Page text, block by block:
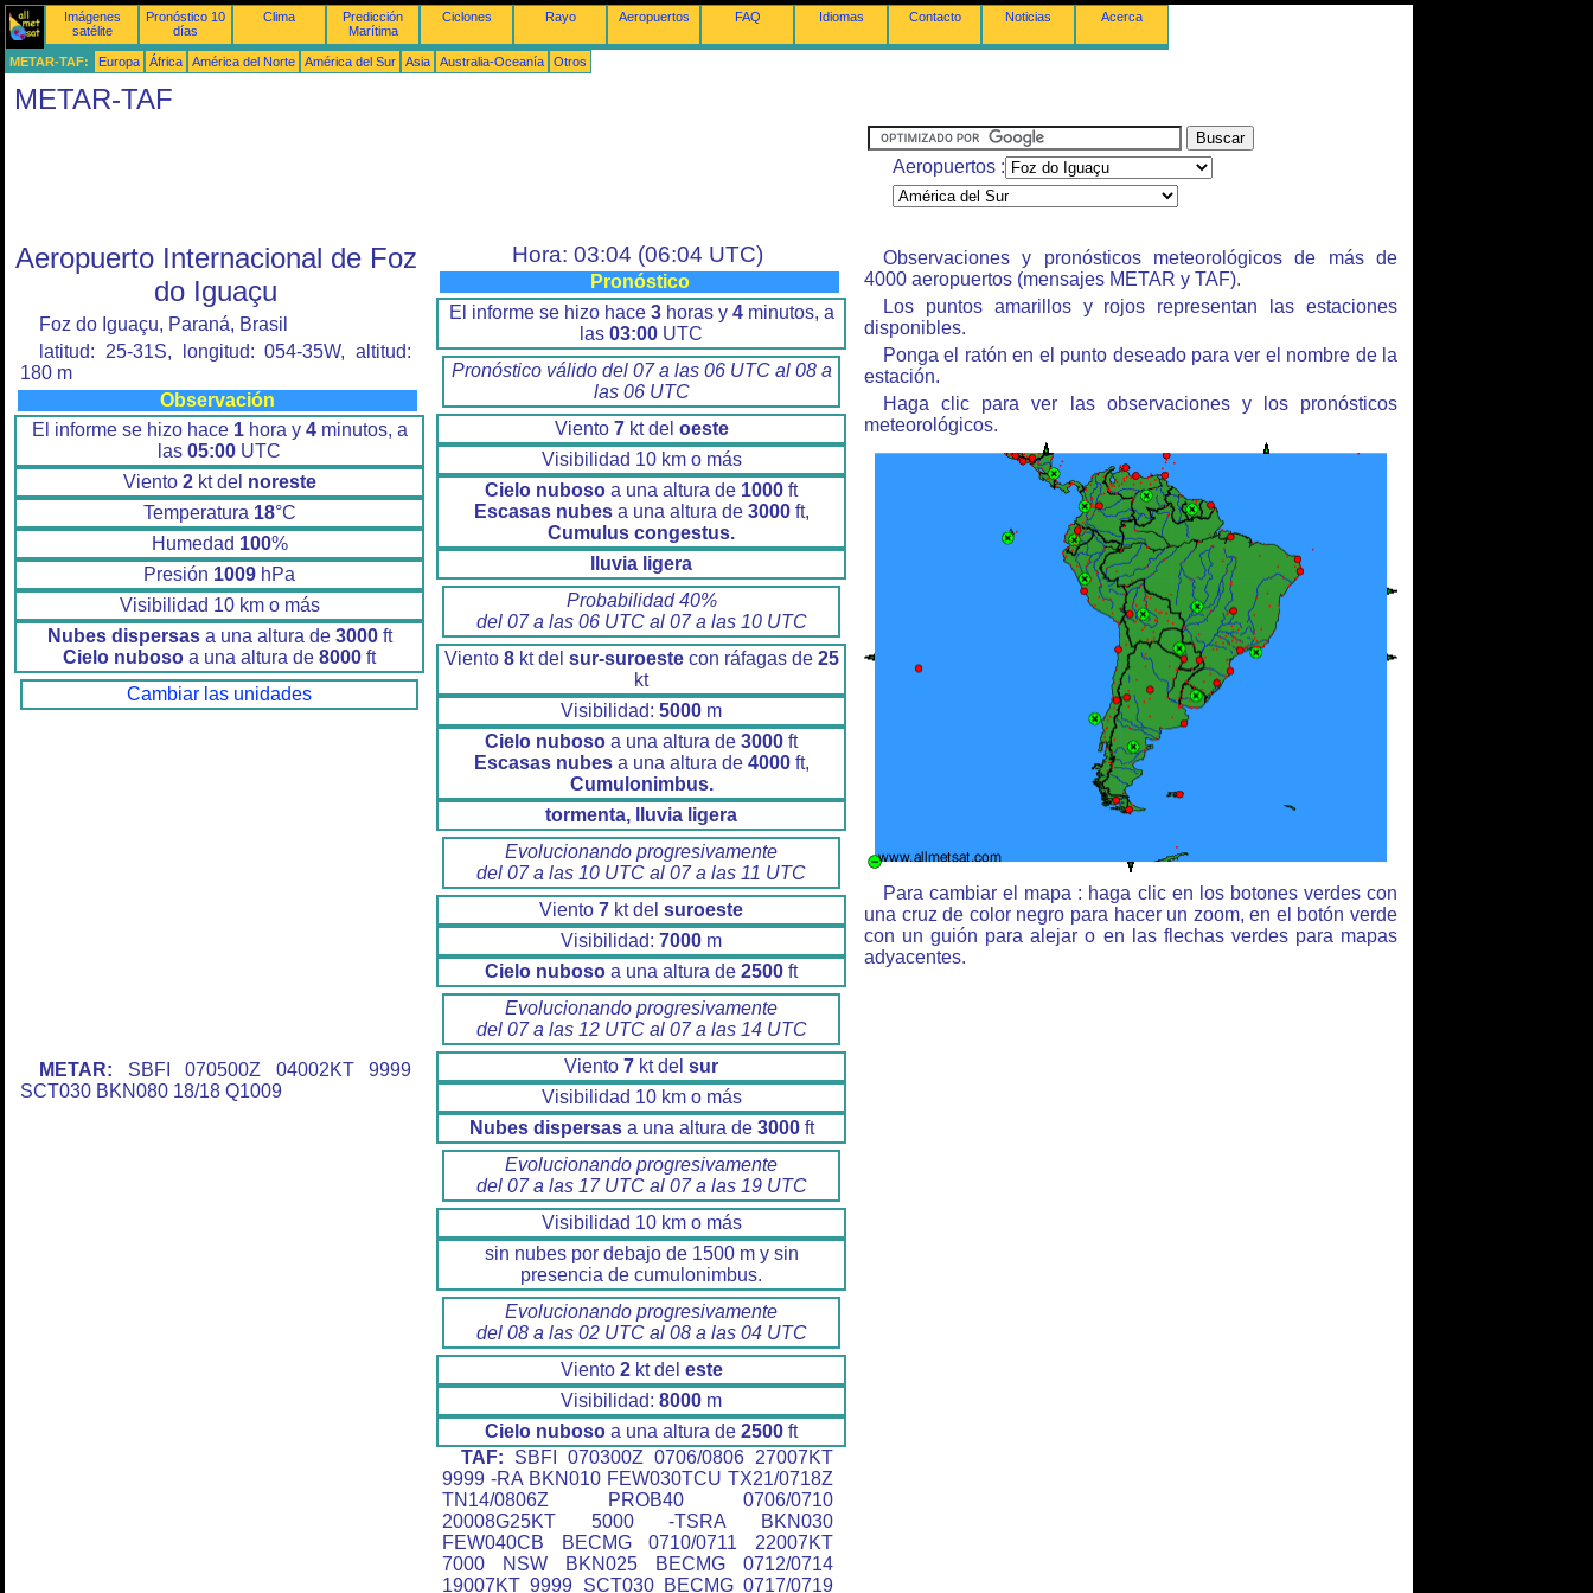
Imágenes
satélite
Pronóstico 10
días
Clima
Predicción
Marítima
Ciclones Rayo Aeropuertos FAQ Idiomas Contacto Noticias Acerca
METAR-TAF: Europa África América del Norte América del Sur Asia Australia-Oceanía Otros
METAR-TAF
Aeropuertos :
Aeropuerto Internacional de Foz
do Iguaçu
Foz do Iguaçu, Paraná, Brasil
latitud: 25-31S, longitud: 054-35W, altitud:
180 m
Observación
El informe se hizo hace 1hora y 4minutos, a
las 05:00 UTC
Viento 2kt del noreste
Temperatura 18°C
Humedad 100%
Presión 1009 hPa
Visibilidad 10 km o más
Nubes dispersasa una altura de 3000ft
Cielo nuboso a una altura de 8000 ft
Cambiar las unidades
METAR: SBFI 070500Z 04002KT 9999
SCT030 BKN080 18/18 Q1009
Hora: 03:04 (06:04 UTC)
Pronóstico
El informe se hizo hace 3horas y 4minutos, a
las 03:00 UTC
Pronóstico válido del 07 a las 06 UTC al 08 a
las 06 UTC
Viento 7kt del oeste
Visibilidad 10 km o más
Cielo nuboso a una altura de 1000 ft
Escasas nubesa una altura de 3000ft,
Cumulus congestus.
lluvia ligera
Probabilidad 40%
del 07 a las 06 UTC al 07 a las 10 UTC
Viento 8kt del sur-suroestecon ráfagas de 25
kt
Visibilidad: 5000 m
Cielo nuboso a una altura de 3000 ft
Escasas nubesa una altura de 4000ft,
Cumulonimbus.
tormenta, lluvia ligera
Evolucionando progresivamente
del 07 a las 10 UTC al 07 a las 11 UTC
Viento 7 kt del suroeste
Visibilidad: 7000 m
Cielo nuboso a una altura de 2500 ft
Evolucionando progresivamente
del 07 a las 12 UTC al 07 a las 14 UTC
Viento 7 kt del sur
Visibilidad 10 km o más
Nubes dispersasa una altura de 3000ft
Evolucionando progresivamente
del 07 a las 17 UTC al 07 a las 19 UTC
Visibilidad 10 km o más
sin nubes por debajo de 1500 m y sin
presencia de cumulonimbus.
Evolucionando progresivamente
del 08 a las 02 UTC al 08 a las 04 UTC
Viento 2kt del este
Visibilidad: 8000 m
Cielo nuboso a una altura de 2500 ft
TAF: SBFI 070300Z 0706/0806 27007KT
9999 -RA BKN010 FEW030TCU TX21/0718Z
TN14/0806Z PROB40 0706/0710
20008G25KT 5000 -TSRA BKN030
FEW040CB BECMG 0710/0711 22007KT
7000 NSW BKN025 BECMG 0712/0714
19007KT 9999 SCT030 BECMG 0717/0719
Observaciones y pronósticos meteorológicos de más de
4000 aeropuertos (mensajes METAR y TAF).
Los puntos amarillos y rojos representan las estaciones
disponibles.
Ponga el ratón en el punto deseado para ver el nombre de la
estación.
Haga clic para ver las observaciones y los pronósticos
meteorológicos.
Para cambiar el mapa : haga clic en los botones verdes con
una cruz de color negro para hacer un zoom, en el botón verde
con un guión para alejar o en las flechas verdes para mapas
adyacentes.